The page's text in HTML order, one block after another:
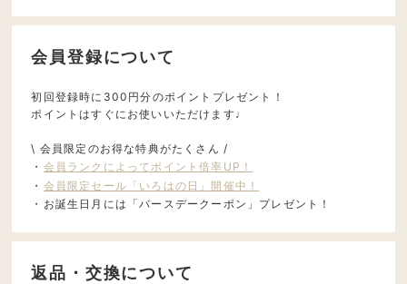
会員登録について
初回登録時に300円分のポイントプレゼント！
ポイントはすぐにお使いいただけます♩
\ 会員限定のお得な特典がたくさん /
・ 会員ランクによってポイント倍率UP！
・ 会員限定セール「いろはの日」開催中！
・お誕生日月には「バースデークーポン」プレゼント！
返品・交換について